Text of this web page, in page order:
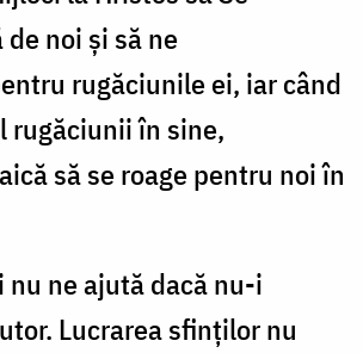
noi şi să ne
rugăciunile ei, iar când
rugăciunii în sine,
să se roage pentru noi în
ne ajută dacă nu-i
Lucrarea sfinţilor nu